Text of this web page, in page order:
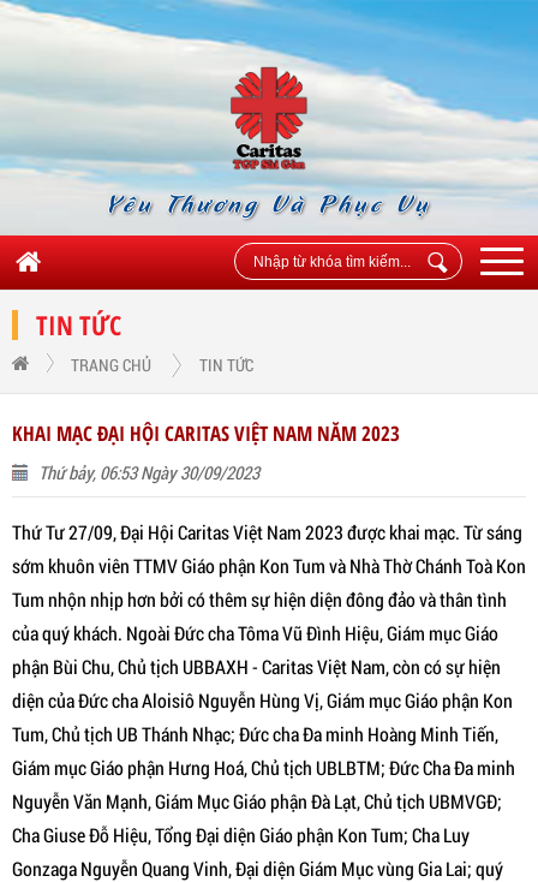
Yêu Thương Và Phục Vụ
TIN TỨC
TRANG CHỦ TIN TỨC
KHAI MẠC ĐẠI HỘI CARITAS VIỆT NAM NĂM 2023
Thứ bảy, 06:53 Ngày 30/09/2023
Thứ Tư 27/09, Đại Hội Caritas Việt Nam 2023 được khai mạc. Từ sáng
sớm khuôn viên TTMV Giáo phận Kon Tum và Nhà Thờ Chánh Toà Kon
Tum nhộn nhịp hơn bởi có thêm sự hiện diện đông đảo và thân tình
của quý khách. Ngoài Đức cha Tôma Vũ Đình Hiệu, Giám mục Giáo
phận Bùi Chu, Chủ tịch UBBAXH - Caritas Việt Nam, còn có sự hiện
diện của Đức cha Aloisiô Nguyễn Hùng Vị, Giám mục Giáo phận Kon
Tum, Chủ tịch UB Thánh Nhạc; Đức cha Đa minh Hoàng Minh Tiến,
Giám mục Giáo phận Hưng Hoá, Chủ tịch UBLBTM; Đức Cha Đa minh
Nguyễn Văn Mạnh, Giám Mục Giáo phận Đà Lạt, Chủ tịch UBMVGĐ;
Cha Giuse Đỗ Hiệu, Tổng Đại diện Giáo phận Kon Tum; Cha Luy
Gonzaga Nguyễn Quang Vinh, Đại diện Giám Mục vùng Gia Lai; quý